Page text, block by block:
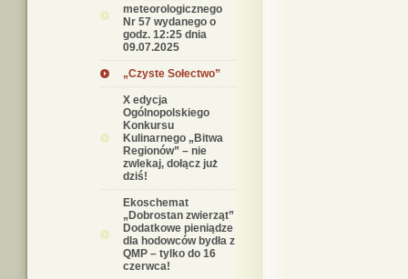
meteorologicznego
Nr 57 wydanego o
godz. 12:25 dnia
09.07.2025
„Czyste Sołectwo”
X edycja
Ogólnopolskiego
Konkursu
Kulinarnego „Bitwa
Regionów” – nie
zwlekaj, dołącz już
dziś!
Ekoschemat
„Dobrostan zwierząt”
Dodatkowe pieniądze
dla hodowców bydła z
QMP – tylko do 16
czerwca!